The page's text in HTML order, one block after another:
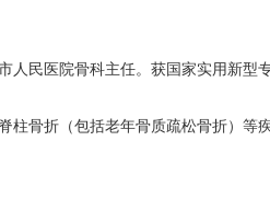
民医院骨科主任。获国家实用新
骨折（包括老年骨质疏松骨折）